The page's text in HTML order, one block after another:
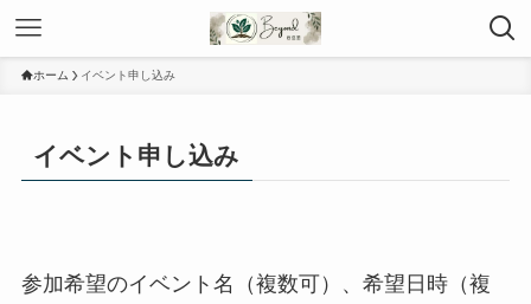
ホーム イベント申し込み
イベント申し込み
参加希望のイベント名（複数可）、希望日時（複